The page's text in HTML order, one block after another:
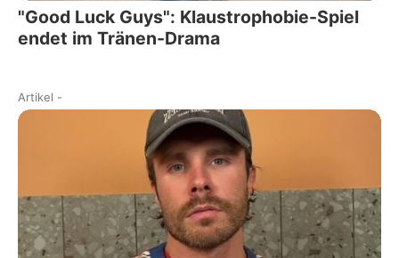
"Good Luck Guys": Klaustrophobie-Spiel
endet im Tränen-Drama
Artikel -